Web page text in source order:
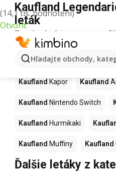
(14,1 tis. hodnotení)
Otvoriť
Hľadajte obchody,
Kaufland
leták
Pre daný výraz sme nenašli
Ďalšie produkty v
Kaufland
Kaufland Kapor Kaufland
Kaufland Nintendo Switch
Kaufland Hurmikaki
Kaufland Muffiny Kaufland
Ďalšie letáky z